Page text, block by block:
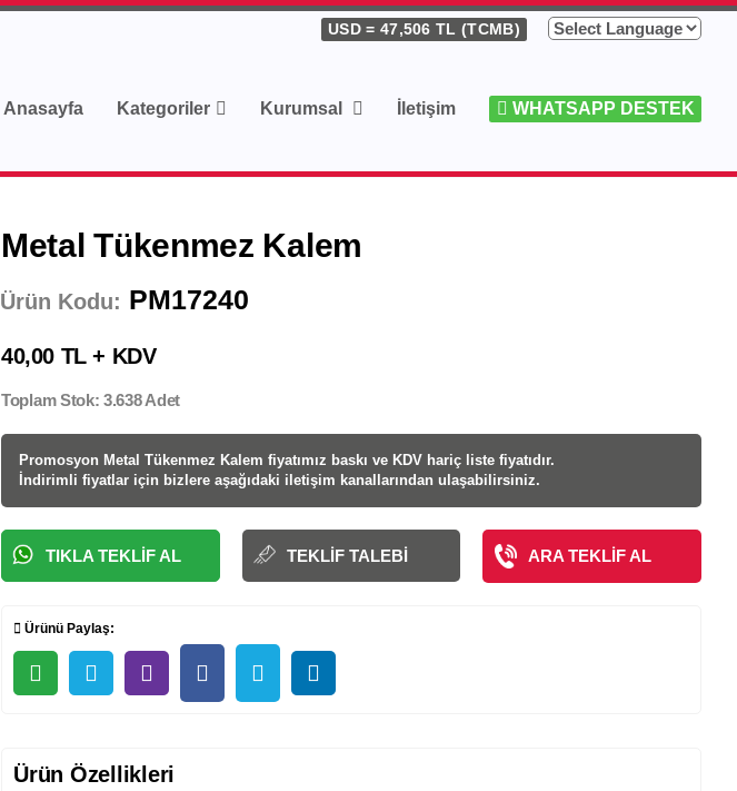
USD = 47,506 TL (TCMB)
Anasayfa Kategoriler Kurumsal İletişim WHATSAPP DESTEK
Metal Tükenmez Kalem
Ürün Kodu: PM17240
40,00 TL + KDV
Toplam Stok: 3.638 Adet
Promosyon Metal Tükenmez Kalem fiyatımız baskı ve KDV hariç liste fiyatıdır.
İndirimli fiyatlar için bizlere aşağıdaki iletişim kanallarından ulaşabilirsiniz.
TIKLA TEKLIF AL TEKLIF TALEBI ARA TEKLIF AL
Ürünü Paylaş:
Ürün Özellikleri